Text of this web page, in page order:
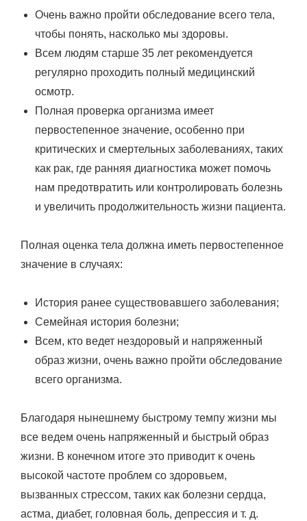
Очень важно пройти обследование всего тела,
чтобы понять, насколько мы здоровы.
Всем людям старше 35 лет рекомендуется
регулярно проходить полный медицинский
осмотр.
Полная проверка организма имеет
первостепенное значение, особенно при
критических и смертельных заболеваниях, таких
как рак, где ранняя диагностика может помочь
нам предотвратить или контролировать болезнь
и увеличить продолжительность жизни пациента.
Полная оценка тела должна иметь первостепенное
значение в случаях:
История ранее существовавшего заболевания;
Семейная история болезни;
Всем, кто ведет нездоровый и напряженный
образ жизни, очень важно пройти обследование
всего организма.
Благодаря нынешнему быстрому темпу жизни мы
все ведем очень напряженный и быстрый образ
жизни. В конечном итоге это приводит к очень
высокой частоте проблем со здоровьем,
вызванных стрессом, таких как болезни сердца,
астма, диабет, головная боль, депрессия и т. д.